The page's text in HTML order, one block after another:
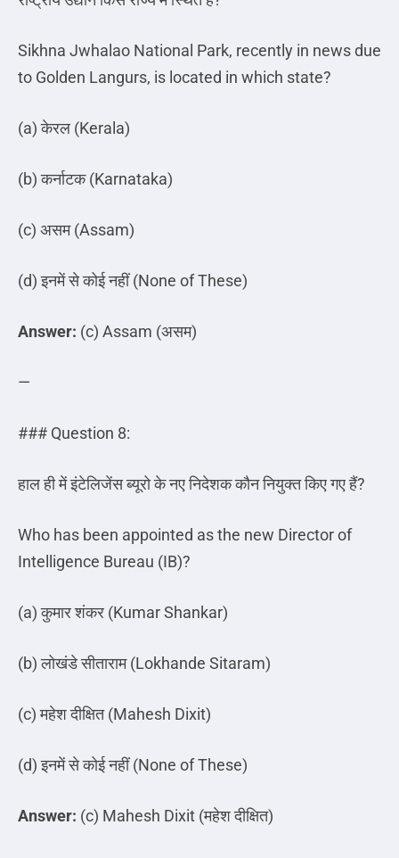
Sikhna Jwhalao National Park, recently in news due
to Golden Langurs, is located in which state?
(a)केरल (Kerala)
(b)कर्नाटक(Karnataka)
(c) असम(Assam)
(d)इनमेंसेकोईनहीं(None of These)
Answer: (c) Assam (असम)
—
### Question 8:
हाल ही में इंटेलिजेंस ब्यूरो के नए निदेशक कौन नियुक्त किए गए हैं?
Who has been appointed as the new Director of
Intelligence Bureau (IB)?
(a)कुमारशंकर (Kumar Shankar)
(b)लोखंडेसीताराम(Lokhande Sitaram)
(c)महेशदीक्षित(Mahesh Dixit)
(d)इनमेंसेकोईनहीं(None of These)
Answer: (c) Mahesh Dixit (महेशदीक्षित)